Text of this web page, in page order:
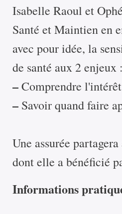
Isabelle Raoul et
Santé et Maintien en
avec pour idée, la
de santé aux 2 enjeux :
–Comprendre
– Savoir quand faire
Une assurée
dont elle a bénéficié
Informations